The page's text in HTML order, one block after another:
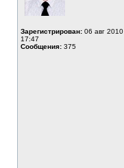
Зарегистрирован: 06 авг 2010
17:47
Сообщения: 375